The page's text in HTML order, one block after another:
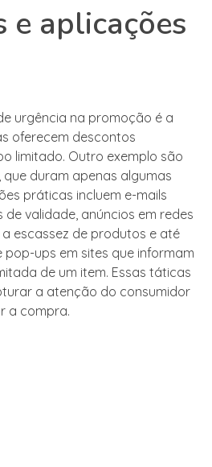
e aplicações
urgência na promoção é a
oferecem descontos
limitado. Outro exemplo são
duram apenas algumas
práticas incluem e-mails
validade, anúncios em redes
escassez de produtos e até
pop-ups em sites que informam
de um item. Essas táticas
a atenção do consumidor
a compra.